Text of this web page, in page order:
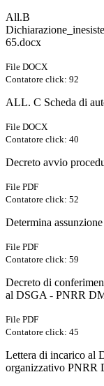
All.B
65.docx
File DOCX
Contatore click: 92
ALL. C Scheda di
File DOCX
Contatore click: 40
Decreto avvio
File PDF
Contatore click: 52
Determina
File PDF
Contatore click: 59
Decreto di
al DSGA - PNRR
File PDF
Contatore click: 45
Lettera di incarico al
organizzativo PNRR